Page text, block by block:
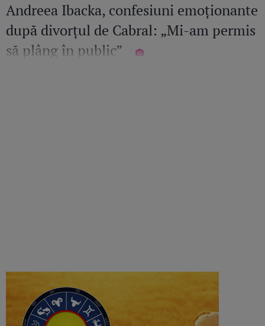
Andreea Ibacka, confesiuni emoționante
după divorțul de Cabral: „Mi-am permis
să plâng în public”